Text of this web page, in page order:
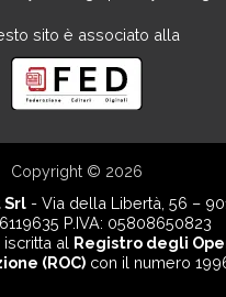
sito è associato alla
Copyright © 2026
Srl - Via della Libertà, 56 –
P.IVA: 05808650823
al Registro degli
(ROC)con il numero